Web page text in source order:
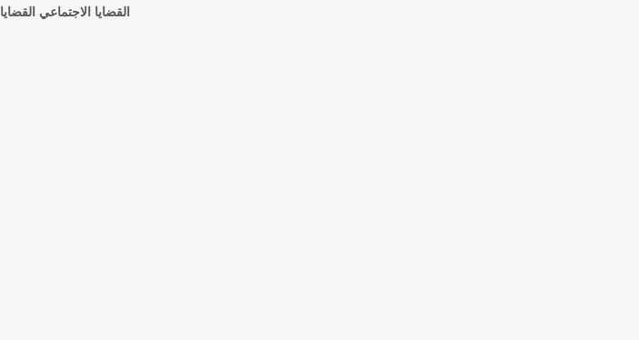
القضايا الاجتماعي القضايا